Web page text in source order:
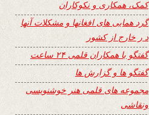
کمک، همکاری و نکوکاران
گرد همایی های افغانها و مشکلات آنها
د ر خارج از کشور
گفتگو با همکاران قلمی ۲۴ ساعت
گفتگو ها و گزارش ها
مجموعه های قلمی هنر خوشنویسی
ونقاشی